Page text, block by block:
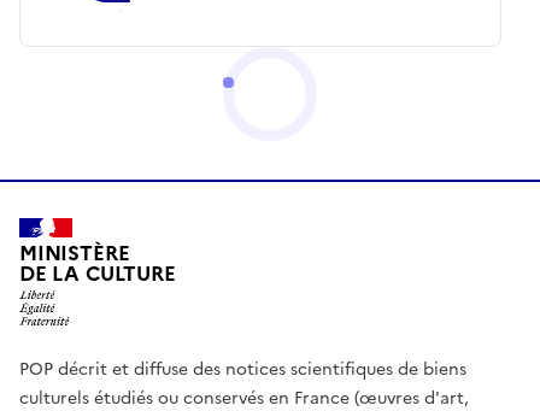
MINISTÈRE
DE LA CULTURE
POP décrit et diffuse des notices scientifiques de biens
culturels étudiés ou conservés en France (œuvres d'art,